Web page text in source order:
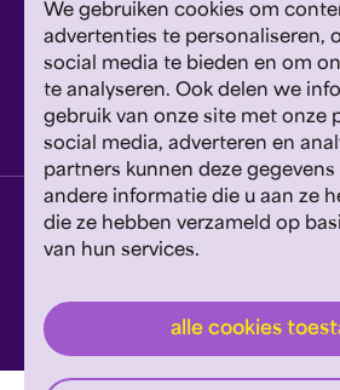
We gebruiken cookies om
advertenties te personaliseren,
social media te bieden en om
te analyseren. Ook delen we
gebruik van onze site met onze
social media, adverteren en
partners kunnen deze
andere informatie die u aan ze
die ze hebben verzameld op
van hun services.
alle cookies
Google's Privacyverklaring en
van toepassing.
Geef om Philzuid en steun ons!
steun ons
privacyverklaring disclaimer
website door exitable